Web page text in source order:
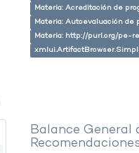
Materia: Acreditación de
Materia: Autoevaluación de
Materia: http://purl.org/pe-
Balance General